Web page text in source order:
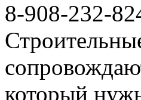
8-908-232-
который